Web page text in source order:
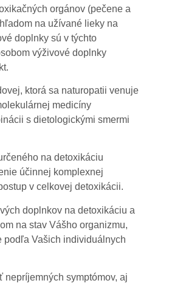
orgánov (pečene a
na užívané lieky na
doplnky sú v týchto
výživové doplnky
ktorá sa naturopatii venuje
medicíny
s dietologickými smermi
na detoxikáciu
účinnej komplexnej
v celkovej detoxikácii.
doplnkov na detoxikáciu a
na stav Vášho organizmu,
podľa Vašich individuálnych
symptómov, aj